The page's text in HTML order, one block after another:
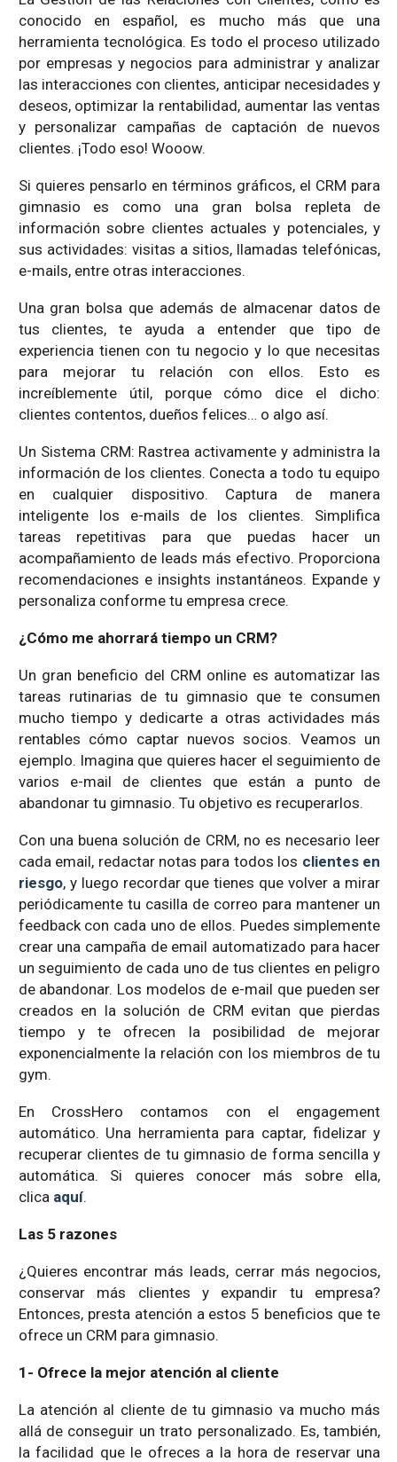
conocido en español, es mucho más que una
herramienta tecnológica. Es todo el proceso utilizado
por empresas y negocios para administrar y analizar
las interacciones con clientes, anticipar necesidades y
deseos, optimizar la rentabilidad, aumentar las ventas
y personalizar campañas de captación de nuevos
clientes. ¡Todo eso! Wooow.
Si quieres pensarlo en términos gráficos, el CRM para
gimnasio es como una gran bolsa repleta de
información sobre clientes actuales y potenciales, y
sus actividades: visitas a sitios, llamadas telefónicas,
e-mails, entre otras interacciones.
Una gran bolsa que además de almacenar datos de
tus clientes, te ayuda a entender que tipo de
experiencia tienen con tu negocio y lo que necesitas
para mejorar tu relación con ellos. Esto es
increíblemente útil, porque cómo dice el dicho:
clientes contentos, dueños felices… o algo así.
Un Sistema CRM: Rastrea activamente y administra la
información de los clientes. Conecta a todo tu equipo
en cualquier dispositivo. Captura de manera
inteligente los e-mails de los clientes. Simplifica
tareas repetitivas para que puedas hacer un
acompañamiento de leads más efectivo. Proporciona
recomendaciones e insights instantáneos. Expande y
personaliza conforme tu empresa crece.
¿Cómo me ahorrará tiempo un CRM?
Un gran beneficio del CRM online es automatizar las
tareas rutinarias de tu gimnasio que te consumen
mucho tiempo y dedicarte a otras actividades más
rentables cómo captar nuevos socios. Veamos un
ejemplo. Imagina que quieres hacer el seguimiento de
varios e-mail de clientes que están a punto de
abandonar tu gimnasio. Tu objetivo es recuperarlos.
Con una buena solución de CRM, no es necesario leer
cada email, redactar notas para todos los clientes en
riesgo, y luego recordar que tienes que volver a mirar
periódicamente tu casilla de correo para mantener un
feedback con cada uno de ellos. Puedes simplemente
crear una campaña de email automatizado para hacer
un seguimiento de cada uno de tus clientes en peligro
de abandonar. Los modelos de e-mail que pueden ser
creados en la solución de CRM evitan que pierdas
tiempo y te ofrecen la posibilidad de mejorar
exponencialmente la relación con los miembros de tu
gym.
En CrossHero contamos con el engagement
automático. Una herramienta para captar, fidelizar y
recuperar clientes de tu gimnasio de forma sencilla y
automática. Si quieres conocer más sobre ella,
clicaaquí.
Las 5 razones
¿Quieres encontrar más leads, cerrar más negocios,
conservar más clientes y expandir tu empresa?
Entonces, presta atención a estos 5 beneficios que te
ofrece un CRM para gimnasio.
1- Ofrece la mejor atención al cliente
La atención al cliente de tu gimnasio va mucho más
allá de conseguir un trato personalizado. Es, también,
la facilidad que le ofreces a la hora de reservar una